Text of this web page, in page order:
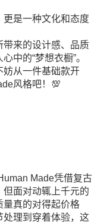
更是一种文化和态度
带来的设计感、品质
中的“梦想衣橱”。
妨从一件基础款开
风格吧！💯
Made凭借复古
面对动辄上千元的
量真的对得起价格
处理到穿着体验，这